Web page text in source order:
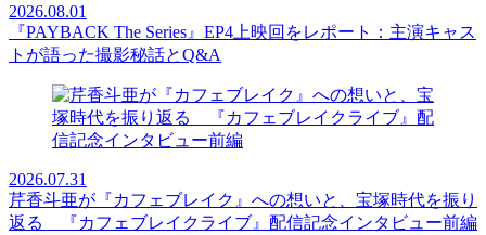
2026.08.01
『PAYBACK The Series』EP4上映回をレポート：主演キャス
トが語った撮影秘話とQ&A
2026.07.31
芹香斗亜が『カフェブレイク』への想いと、宝塚時代を振り
返る 『カフェブレイクライブ』配信記念インタビュー前編